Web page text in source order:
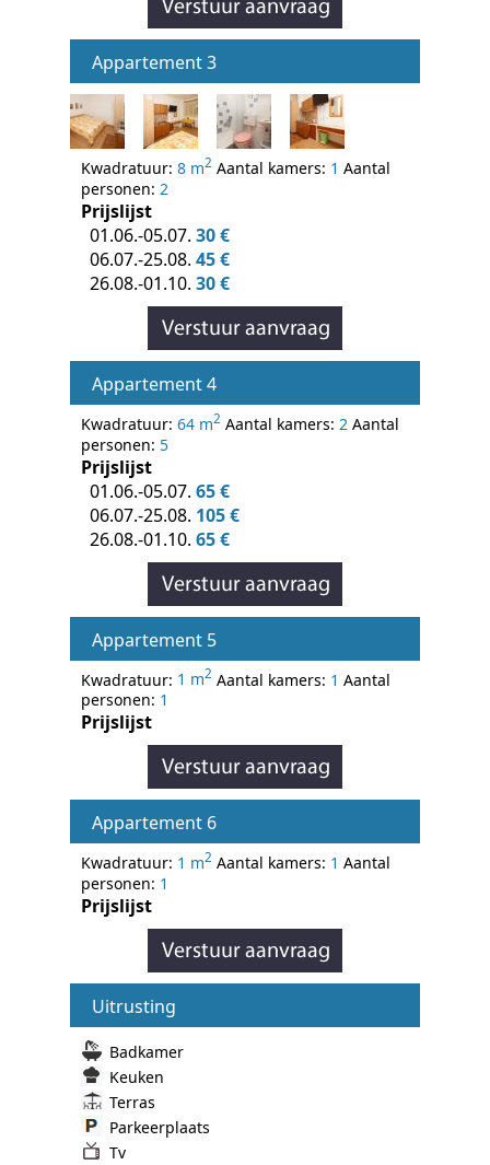
Appartement 3
Kwadratuur: 8 m2 Aantal kamers: 1 Aantal
personen: 2
Prijslijst
01.06.-05.07. 30 €
06.07.-25.08. 45 €
26.08.-01.10. 30 €
Appartement 4
Kwadratuur: 64 m2 Aantal kamers: 2 Aantal
personen: 5
Prijslijst
01.06.-05.07. 65 €
06.07.-25.08. 105 €
26.08.-01.10. 65 €
Appartement 5
Kwadratuur: 1 m2 Aantal kamers: 1 Aantal
personen: 1
Prijslijst
Appartement 6
Kwadratuur: 1 m2 Aantal kamers: 1 Aantal
personen: 1
Prijslijst
Uitrusting
Badkamer
Keuken
Terras
Parkeerplaats
Tv